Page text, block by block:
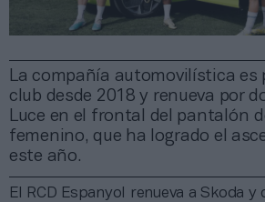
La compañía automovilística es
club desde 2018 y renueva por
Luce en el frontal del pantalón
femenino, que ha logrado el
este año.
El RCD Espanyol renueva a Skoda y